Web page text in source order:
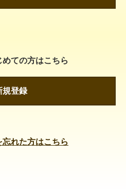
めての方はこちら
規登録
れた方はこちら